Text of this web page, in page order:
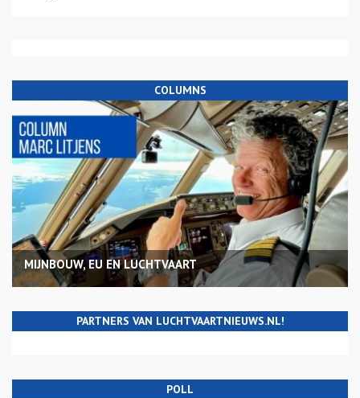
COLUMNS
MIJNBOUW, EU EN LUCHTVAART
PARTNERS VAN LUCHTVAARTNIEUWS.NL!
POLL